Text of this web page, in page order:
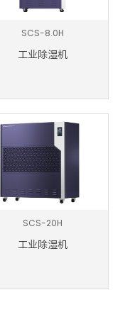
SCS-8.0H
工业除湿机
SCS-20H
工业除湿机